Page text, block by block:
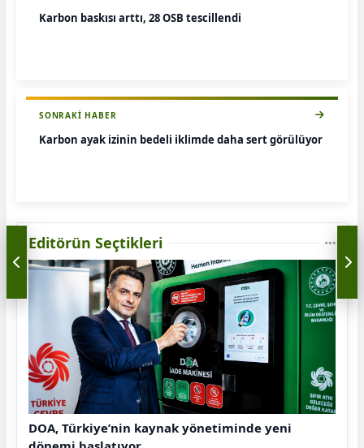
Karbon baskısı arttı, 28 OSB tescillendi
SONRAKI HABER
Karbon ayak izinin bedeli iklimde daha sert görülüyor
Editörün Seçtikleri
DOA, Türkiye’nin kaynak yönetiminde yeni